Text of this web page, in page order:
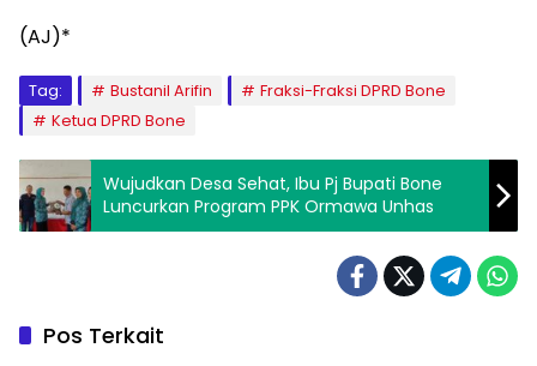
(AJ)*
Tag: Bustanil Arifin
Fraksi-Fraksi DPRD Bone
Ketua DPRD Bone
Wujudkan Desa Sehat, Ibu Pj Bupati Bone
Luncurkan Program PPK Ormawa Unhas
Pos Terkait